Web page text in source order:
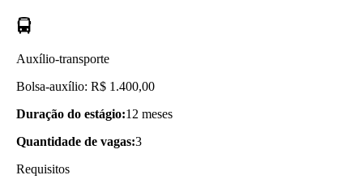
Auxílio-transporte
Bolsa-auxílio: R$ 1.400,00
Duração do estágio:12 meses
Quantidade de vagas:3
Requisitos